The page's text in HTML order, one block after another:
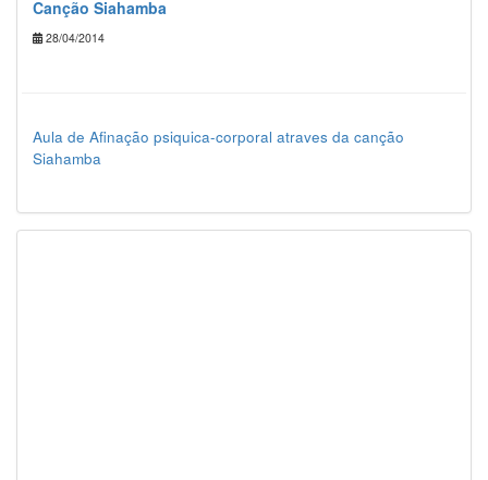
Canção Siahamba
28/04/2014
Aula de Afinação psiquica-corporal atraves da canção
Siahamba